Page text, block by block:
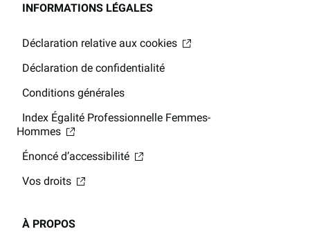
INFORMATIONS LÉGALES
Déclaration relative aux cookies
Déclaration de confidentialité
Conditions générales
Index Égalité Professionnelle Femmes-
Hommes
Énoncé d’accessibilité
Vos droits
À PROPOS